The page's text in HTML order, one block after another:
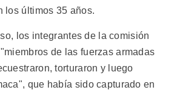
los últimos 35 años.
los integrantes de la comisión
de las fuerzas armadas
torturaron y luego
que había sido capturado en